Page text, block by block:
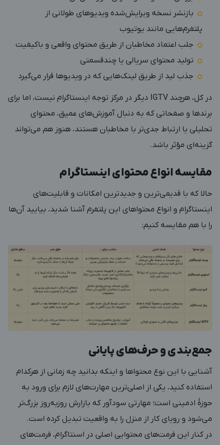
بازنشر نسخه ویرایش‌شده ویدیوهای طولانی از
پلتفرم‌هایی مانند یوتیوب
جلب اعتماد مخاطبان از طریق محتوای واقعی و باکیفیت
تولید محتوای سریالی یا چندقسمتی
جذب لید از طریق لینک‌هایی که در ویدیوها قرار می‌گیرد
در کل، هرچند IGTV دیگر در مرکز توجه اینستاگرام نیست، اما برای
برندها و صفحاتی که به دنبال آموزش‌های عمیق، محتوای
تحلیلی یا ارتباط جدی‌تر با مخاطبان هستند، هنوز هم می‌تواند
گزینه‌ای مؤثر باشد.
مقایسه انواع محتوای اینستاگرام
حالا که با قدیمی‌ترین و جدیدترین امکانات و قابلیت‌های
اینستاگرام و انواع محتواهای این پلتفرم آشنا شدید، بیایید آن‌ها
را با هم مقایسه کنیم:
جمع‌بندی و حرف‌های پایانی
آشنایی با این نوع محتواها و اینکه بدانید چه زمانی از هرکدام
استفاده کنید، یکی از اصلی‌ترین مهارت‌های لازم برای ورود به
حوزۀ ادمینی است؛ مهارتی سودآور که بازارش روزبه‌روز بزرگ‌تر
می‌شود و رویای کار از منزل را به واقعیت تبدیل کرده است.
در کنار این فرمت‌های محتوایی اصلی در اسنتاگرام، فرمت‌های